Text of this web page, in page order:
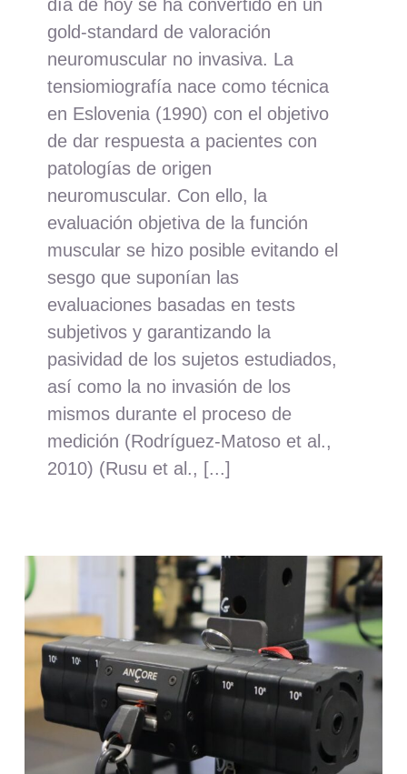
día de hoy se ha convertido en un
gold-standard de valoración
neuromuscular no invasiva. La
tensiomiografía nace como técnica
en Eslovenia (1990) con el objetivo
de dar respuesta a pacientes con
patologías de origen
neuromuscular. Con ello, la
evaluación objetiva de la función
muscular se hizo posible evitando el
sesgo que suponían las
evaluaciones basadas en tests
subjetivos y garantizando la
pasividad de los sujetos estudiados,
así como la no invasión de los
mismos durante el proceso de
medición (Rodríguez-Matoso et al.,
2010) (Rusu et al., [...]